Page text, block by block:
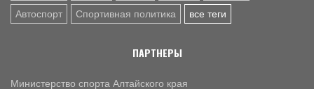
Автоспорт Спортивная политика все теги
ПАРТНЕРЫ
Министерство спорта Алтайского края